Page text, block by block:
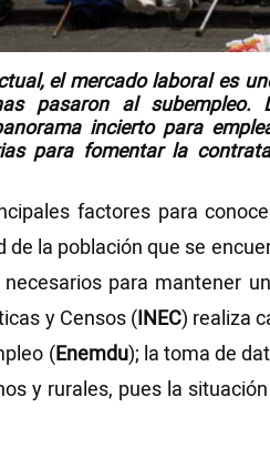
el mercado laboral es
pasaron al
incierto para
para fomentar la
factores para
la población que se
para mantener
y Censos (INEC) realiza
(Enemdu); la toma de
y rurales, pues la